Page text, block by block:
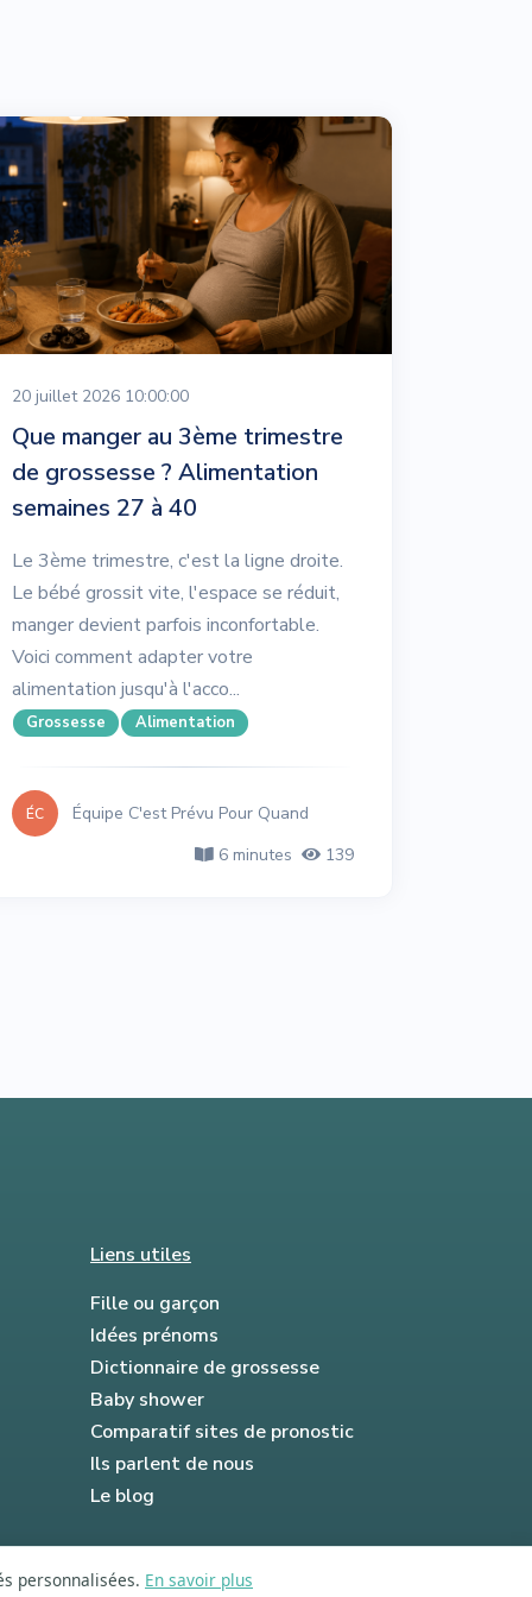
20 juillet 2026 10:00:00
Que manger au 3ème trimestre
de grossesse ? Alimentation
semaines 27 à 40
Le 3ème trimestre, c'est la ligne droite.
Le bébé grossit vite, l'espace se réduit,
manger devient parfois inconfortable.
Voici comment adapter votre
alimentation jusqu'à l'acco...
Grossesse Alimentation
ÉC
Équipe C'est Prévu Pour Quand
6 minutes
139
Liens utiles
Fille ou garçon
Idées prénoms
Dictionnaire de grossesse
Baby shower
Comparatif sites de pronostic
Ils parlent de nous
Le blog
personnalisées. En savoir plus